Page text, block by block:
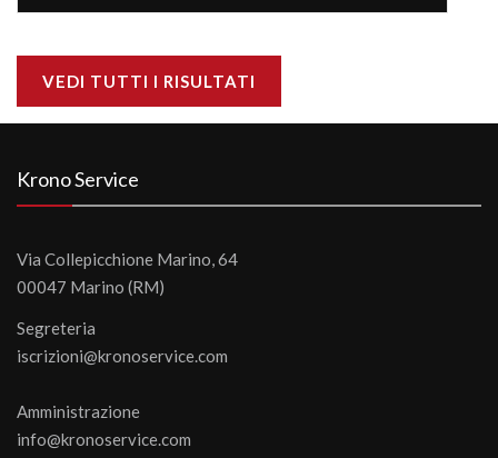
VEDI TUTTI I RISULTATI
Krono Service
Via Collepicchione Marino, 64
00047 Marino (RM)
Segreteria
iscrizioni@kronoservice.com
Amministrazione
info@kronoservice.com